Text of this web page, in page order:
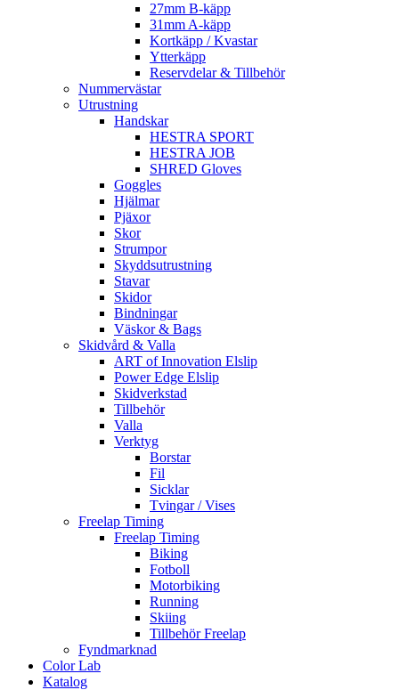
27mm B-käpp
31mm A-käpp
Kortkäpp / Kvastar
Ytterkäpp
Reservdelar & Tillbehör
Nummervästar
Utrustning
Handskar
HESTRA SPORT
HESTRA JOB
SHRED Gloves
Goggles
Hjälmar
Pjäxor
Skor
Strumpor
Skyddsutrustning
Stavar
Skidor
Bindningar
Väskor & Bags
Skidvård & Valla
ART of Innovation Elslip
Power Edge Elslip
Skidverkstad
Tillbehör
Valla
Verktyg
Borstar
Fil
Sicklar
Tvingar / Vises
Freelap Timing
Freelap Timing
Biking
Fotboll
Motorbiking
Running
Skiing
Tillbehör Freelap
Fyndmarknad
Color Lab
Katalog